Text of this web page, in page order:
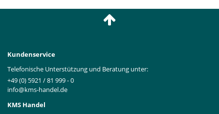
Kundenservice
Telefonische Unterstützung und Beratung unter:
+49 (0) 5921 / 81 999 - 0
info@kms-handel.de
KMS Handel